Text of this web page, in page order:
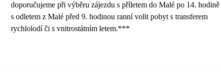
doporučujeme při výběru zájezdu s příletem do Malé po 14.
s odletem z Malé před 9. hodinou ranní volit pobyt s transferem
rychlolodí či s vnitrostátním letem.***